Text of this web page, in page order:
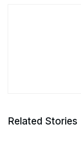
Related Stories